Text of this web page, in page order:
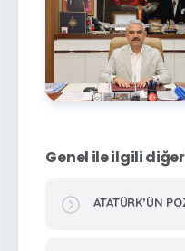
Genel ile ilgili
ATATÜRK’ÜN